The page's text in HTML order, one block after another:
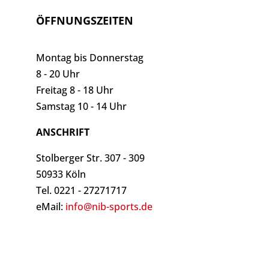
ÖFFNUNGSZEITEN
Montag bis Donnerstag
8 - 20 Uhr
Freitag 8 - 18 Uhr
Samstag 10 - 14 Uhr
ANSCHRIFT
Stolberger Str. 307 - 309
50933 Köln
Tel. 0221 - 27271717
eMail: info@nib-sports.de